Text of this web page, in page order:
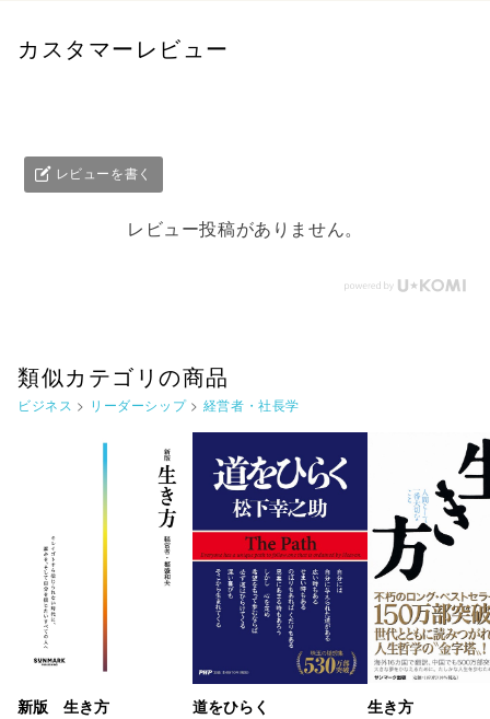
カスタマーレビュー
レビューを書く
レビュー投稿がありません。
類似カテゴリの商品
ビジネス > リーダーシップ > 経営者・社長学
新版 生き方 道をひらく 生き方